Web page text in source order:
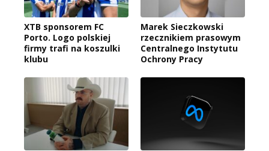
XTB sponsorem FC
Porto. Logo polskiej
firmy trafi na koszulki
klubu
Marek Sieczkowski
rzecznikiem prasowym
Centralnego Instytutu
Ochrony Pracy